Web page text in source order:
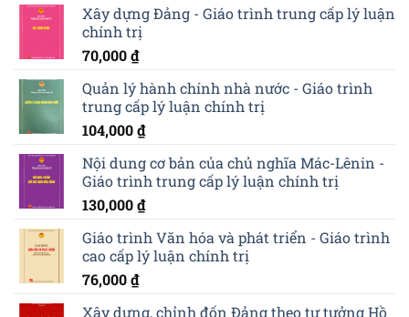
Xây dựng Đảng - Giáo trình trung cấp lý luận
chính trị
70,000₫
Quản lý hành chính nhà nước - Giáo trình
trung cấp lý luận chính trị
104,000₫
Nội dung cơ bản của chủ nghĩa Mác-Lênin -
Giáo trình trung cấp lý luận chính trị
130,000₫
Giáo trình Văn hóa và phát triển - Giáo trình
cao cấp lý luận chính trị
76,000₫
Xây dựng, chỉnh đốn Đảng theo tư tưởng Hồ